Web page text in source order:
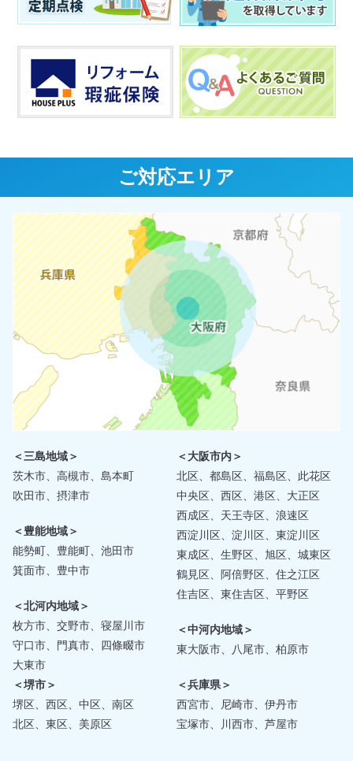
ご対応エリア
＜三島地域＞
茨木市、高槻市、島本町
吹田市、摂津市
＜豊能地域＞
能勢町、豊能町、池田市
箕面市、豊中市
＜北河内地域＞
枚方市、交野市、寝屋川市
守口市、門真市、四條畷市
大東市
＜大阪市内＞
北区、都島区、福島区、此花区
中央区、西区、港区、大正区
西成区、天王寺区、浪速区
西淀川区、淀川区、東淀川区
東成区、生野区、旭区、城東区
鶴見区、阿倍野区、住之江区
住吉区、東住吉区、平野区
＜中河内地域＞
東大阪市、八尾市、柏原市
＜堺市＞
堺区、西区、中区、南区
北区、東区、美原区
＜兵庫県＞
西宮市、尼崎市、伊丹市
宝塚市、川西市、芦屋市